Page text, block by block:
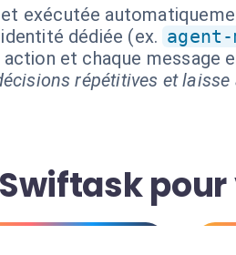
exécutée
dédiée (ex.
et chaque message
répétitives et